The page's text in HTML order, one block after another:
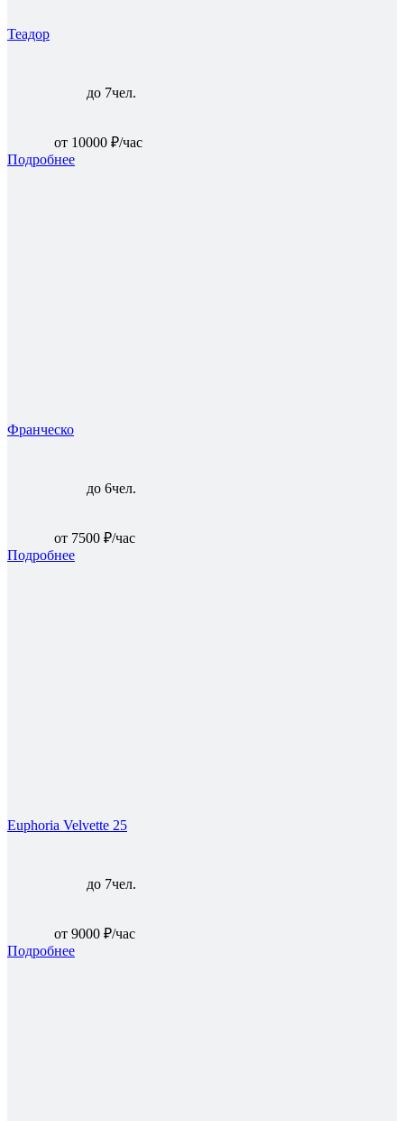
Теадор
до 7чел.
от 10000 ₽/час
Подробнее
Франческо
до 6чел.
от 7500 ₽/час
Подробнее
Euphoria Velvette 25
до 7чел.
от 9000 ₽/час
Подробнее